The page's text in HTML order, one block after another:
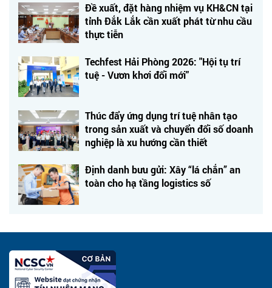
Đề xuất, đặt hàng nhiệm vụ KH&CN tại
tỉnh Đắk Lắk cần xuất phát từ nhu cầu
thực tiễn
Techfest Hải Phòng 2026: "Hội tụ trí
tuệ - Vươn khơi đổi mới"
Thúc đẩy ứng dụng trí tuệ nhân tạo
trong sản xuất và chuyển đổi số doanh
nghiệp là xu hướng cần thiết
Định danh bưu gửi: Xây “lá chắn” an
toàn cho hạ tầng logistics số